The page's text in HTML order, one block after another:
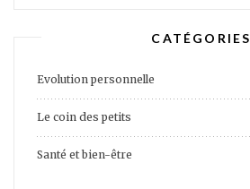
CATÉGORIES
Evolution personnelle
Le coin des petits
Santé et bien-être